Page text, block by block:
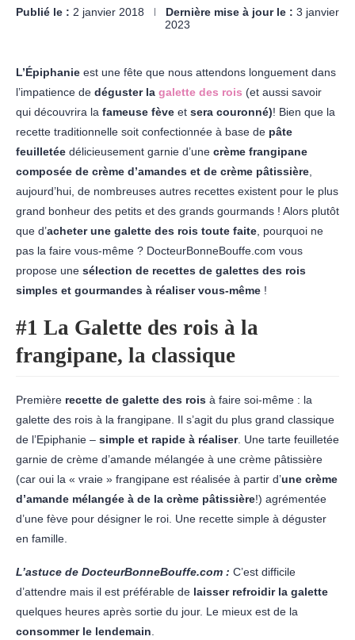
Publié le : 2 janvier 2018 Dernière mise à jour le : 3 janvier
2023
L’Épiphanie est une fête que nous attendons longuement dans
l’impatience de déguster la galette des rois (et aussi savoir
qui découvrira la fameuse fève et sera couronné)! Bien que la
recette traditionnelle soit confectionnée à base de pâte
feuilletée délicieusement garnie d’une crème frangipane
composée de crème d’amandes et de crème pâtissière
aujourd’hui, de nombreuses autres recettes existent pour le plus
grand bonheur des petits et des grands gourmands ! Alors plutôt
que d’acheter une galette des rois toute faite , pourquoi ne
pas la faire vous-même ? DocteurBonneBouffe.com vous
propose une sélection de recettes de galettes des rois
simples et gourmandes à réaliser vous-même !
#1 La Galette des rois à la
frangipane, la classique
Première recette de galette des rois à faire soi-même : la
galette des rois à la frangipane. Il s’agit du plus grand classique
de l’Epiphanie – simple et rapide à réaliser. Une tarte feuilletée
garnie de crème d’amande mélangée à une crème pâtissière
(car oui la « vraie » frangipane est réalisée à partir d’une crème
d’amande mélangée à de la crème pâtissière!) agrémentée
d’une fève pour désigner le roi. Une recette simple à déguster
en famille.
L’astuce de DocteurBonneBouffe.com : C’est difficile
d’attendre mais il est préférable de laisser refroidir la galette
quelques heures après sortie du jour. Le mieux est de la
consommer le lendemain